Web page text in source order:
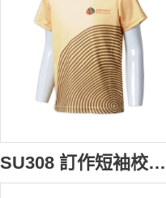
SU308 訂作短袖校服熱升華T恤 自製黃色圓領印LOGO熱升華 校服供應商 HK 國際學校 預備班